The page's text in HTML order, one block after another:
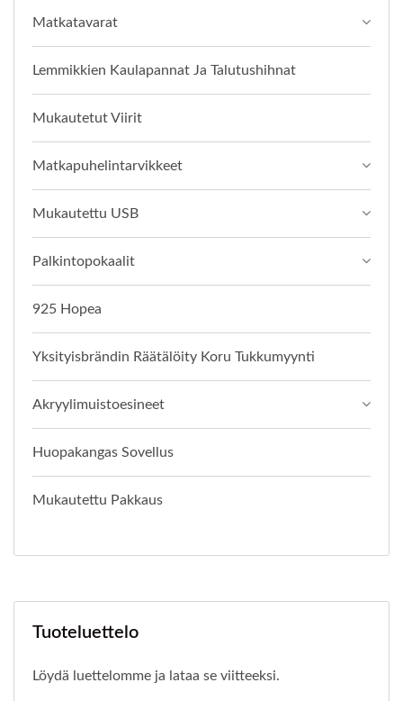
Matkatavarat
Lemmikkien Kaulapannat Ja Talutushihnat
Mukautetut Viirit
Matkapuhelintarvikkeet
Mukautettu USB
Palkintopokaalit
925 Hopea
Yksityisbrändin Räätälöity Koru Tukkumyynti
Akryylimuistoesineet
Huopakangas Sovellus
Mukautettu Pakkaus
Tuoteluettelo
Löydä luettelomme ja lataa se viitteeksi.